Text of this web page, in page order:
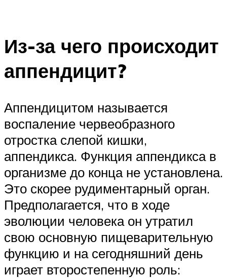
Из-за чего происходит
аппендицит?
Аппендицитом называется
воспаление червеобразного
отростка слепой кишки,
аппендикса. Функция аппендикса в
организме до конца не установлена.
Это скорее рудиментарный орган.
Предполагается, что в ходе
эволюции человека он утратил
свою основную пищеварительную
функцию и на сегодняшний день
играет второстепенную роль: